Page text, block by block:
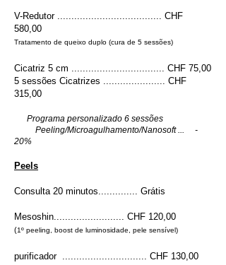
V-Redutor ..................................... CHF
580,00
Tratamento de queixo duplo (cura de 5 sessões)
​Cicatriz 5 cm ................................. CHF 75,00
5 sessões Cicatrizes ...................... CHF
315,00
Programa personalizado 6 sessões
Peeling/Microagulhamento/Nanosoft ... -
20%
​Peels
Consulta 20 minutos.............. Grátis
Mesoshin......................... CHF 120,00
(1º peeling, boost de luminosidade, pele sensível)
purificador.............................. CHF 130,00